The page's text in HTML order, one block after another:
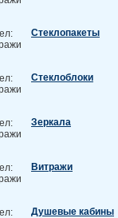
Стеклопакеты
Стеклоблоки
Зеркала
Витражи
Душевые кабины